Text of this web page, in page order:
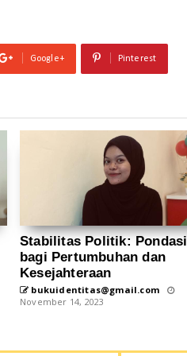
Google+ Pinterest
Stabilitas Politik: Pondasi
bagi Pertumbuhan dan
Kesejahteraan
bukuidentitas@gmail.com
November 14, 2023